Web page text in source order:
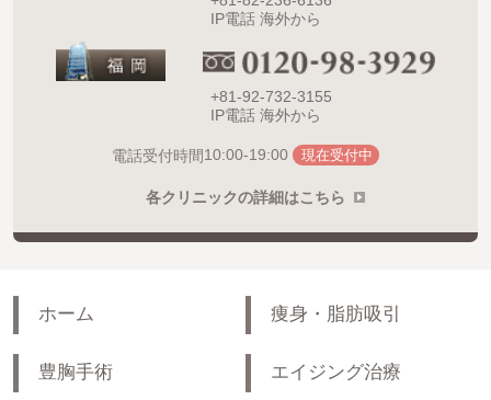
IP電話 海外から
+81-92-732-3155
IP電話 海外から
電話受付時間10:00-19:00 現在受付中
各クリニックの詳細はこちら
ホーム 痩身・脂肪吸引
豊胸手術 エイジング治療